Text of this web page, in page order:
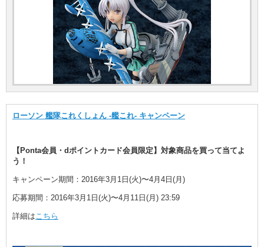
ローソン 艦隊これくしょん -艦これ- キャンペーン
【Ponta会員・dポイントカード会員限定】対象商品を買って当てよ
う！
キャンペーン期間：2016年3月1日(火)〜4月4日(月)
応募期間：2016年3月1日(火)〜4月11日(月) 23:59
詳細は こちら